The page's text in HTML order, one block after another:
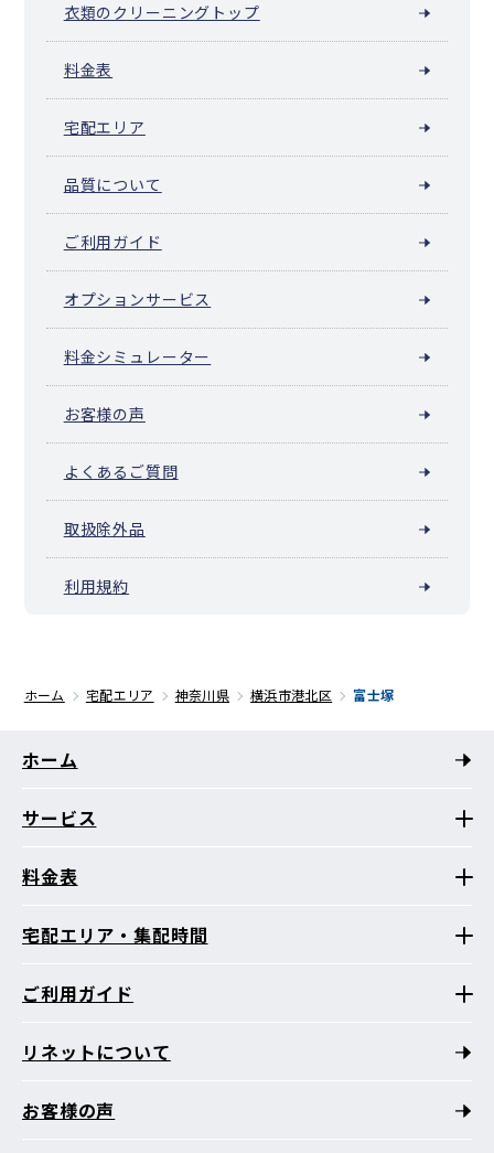
衣類のクリーニングトップ
料金表
宅配エリア
品質について
ご利用ガイド
オプションサービス
料金シミュレーター
お客様の声
よくあるご質問
取扱除外品
利用規約
ホーム 宅配エリア 神奈川県 横浜市港北区 富士塚
ホーム
サービス
料金表
宅配エリア・集配時間
ご利用ガイド
リネットについて
お客様の声